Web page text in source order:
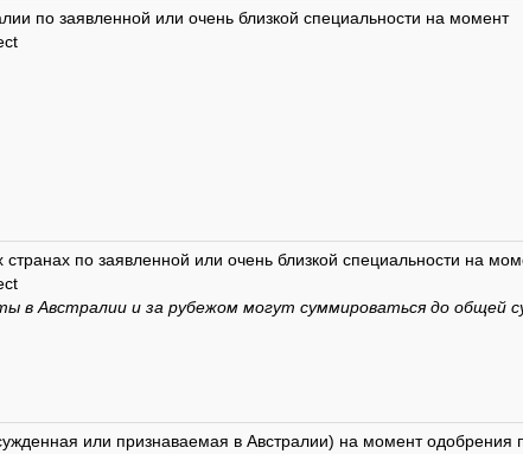
по заявленной или очень близкой специальности на момент
по заявленной или очень близкой специальности на
в Австралии и за рубежом могут суммироваться до общей
или признаваемая в Австралии) на момент одобрения